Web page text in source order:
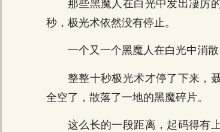
那些黑魔人在白光中发出凄厉
秒，极光术依然没有停止。
一个又一个黑魔人在白光中消散
整整十秒极光术才停了下来，
全空了，散落了一地的黑魔碎片。
这么长的一段距离，起码得有